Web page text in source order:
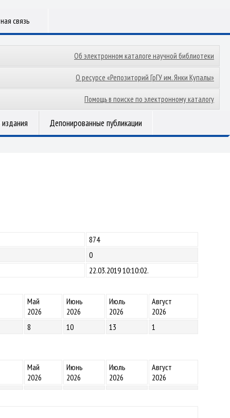
связь
Об электронном каталоге научной библиотеки
О ресурсе «Репозиторий ГрГУ им. Янки Купалы»
Помощь в поиске по электронному каталогу
Депонированные публикации
874
0
22.03.2019 10:10:02.
Май
2026
Июнь
2026
Июль
2026
Август
2026
8 10 13 1
Май
2026
Июнь
2026
Июль
2026
Август
2026